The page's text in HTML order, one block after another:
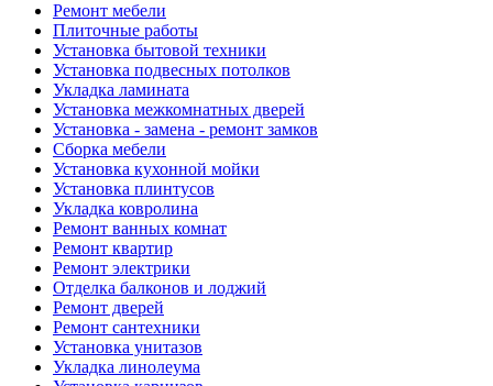
Ремонт мебели
Плиточные работы
Установка бытовой техники
Установка подвесных потолков
Укладка ламината
Установка межкомнатных дверей
Установка - замена - ремонт замков
Сборка мебели
Установка кухонной мойки
Установка плинтусов
Укладка ковролина
Ремонт ванных комнат
Ремонт квартир
Ремонт электрики
Отделка балконов и лоджий
Ремонт дверей
Ремонт сантехники
Установка унитазов
Укладка линолеума